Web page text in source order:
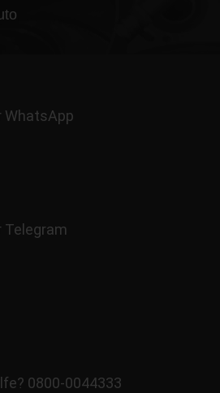
WhatsApp
Telegram
0800-0044333